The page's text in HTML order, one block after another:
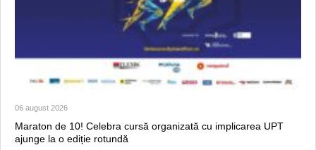
06 august 2026
Maraton de 10! Celebra cursă organizată cu implicarea UPT
ajunge la o ediție rotundă